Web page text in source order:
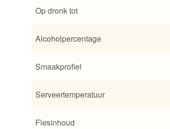
Op dronk tot
Alcoholpercentage
Smaakprofiel
Serveertemperatuur
Flesinhoud